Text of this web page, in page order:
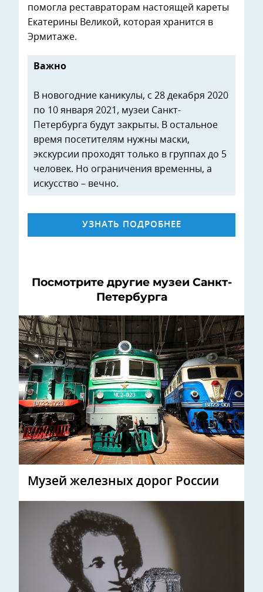
помогла реставраторам настоящей кареты
Екатерины Великой, которая хранится в
Эрмитаже.
Важно
В новогодние каникулы, с 28 декабря 2020
по 10 января 2021, музеи Санкт-
Петербурга будут закрыты. В остальное
время посетителям нужны маски,
экскурсии проходят только в группах до 5
человек. Но ограничения временны, а
искусство – вечно.
УЗНАТЬ ПОДРОБНЕЕ
Посмотрите другие музеи Санкт-
Петербурга
Музей железных дорог России